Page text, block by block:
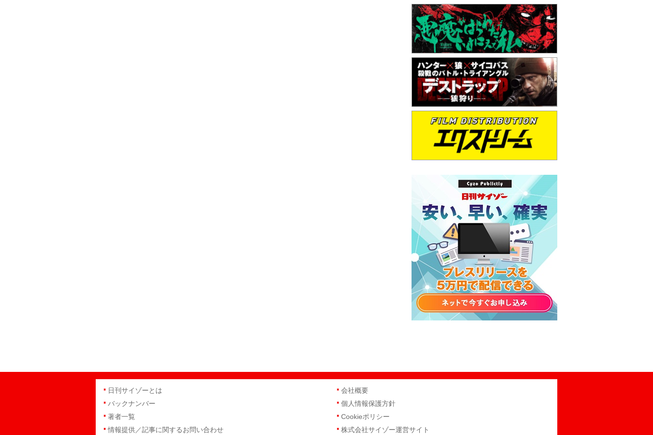
日刊サイゾーとは
バックナンバー
著者一覧
情報提供／記事に関するお問い合わせ
会社概要
個人情報保護方針
Cookieポリシー
株式会社サイゾー運営サイト